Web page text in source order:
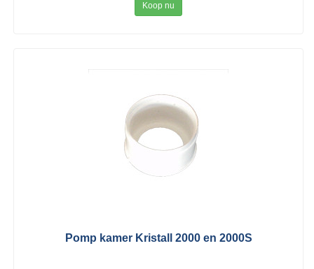
Koop nu
Pomp kamer Kristall 2000 en 2000S